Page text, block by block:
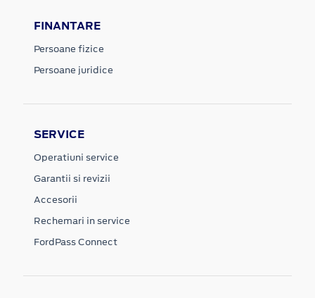
FINANTARE
Persoane fizice
Persoane juridice
SERVICE
Operatiuni service
Garantii si revizii
Accesorii
Rechemari in service
FordPass Connect